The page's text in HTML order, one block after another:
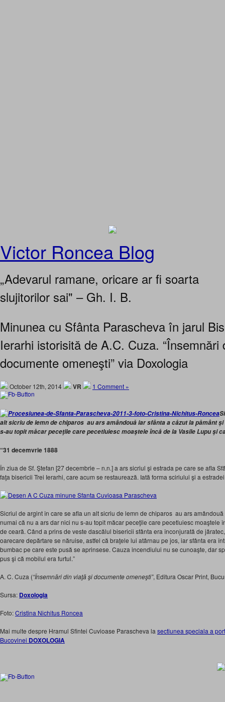
Victor Roncea Blog
„Adevarul ramane, oricare ar fi soarta
slujitorilor sai" – Gh. I. B.
Minunea cu Sfânta Parascheva în jarul
Ierarhi istorisită de A.C. Cuza. “Însemnări
documente omeneşti” via Doxologia
October 12th, 2014 VR 1 Comment »
alt sicriu de lemn de chiparos au ars amândouă iar sfânta a căzut la pământ
s-au topit măcar peceţile care pecetluiesc moaştele încă de la Vasile Lupu şi
“31 decemvrie 1888
În ziua de Sf. Ştefan [27 decembrie – n.n.] a ars sicriul şi estrada pe care se afla
faţa bisericii Trei Ierarhi, care acum se restaurează. Iată forma sciriului şi a
Sicriul de argint în care se afla un alt sicriu de lemn de chiparos au ars
numai că nu a ars dar nici nu s-au topit măcar peceţile care pecetluiesc moaştele
de ceară. Când a prins de veste dascălul bisericii sfânta era înconjurată de
oarecare depărtare se năruise, astfel că braţele lui atârnau pe jos, iar sfânta era
bumbac pe care este pusă se aprinsese. Cauza incendiului nu se cunoaşte, dar
pus şi că mobilul era furtul.”
A. C. Cuza (“Însemnări din viaţă şi documente omeneşti”, Editura Oscar Print,
Sursa: Doxologia
Foto:Cristina Nichitus Roncea
Mai multe despre Hramul Sfintei Cuvioase Parascheva la sectiunea speciala a
Bucovinei DOXOLOGIA